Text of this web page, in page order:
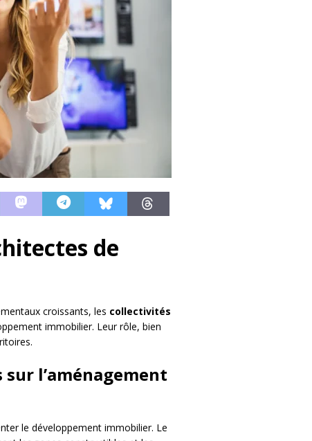
de
croissants, les collectivités
immobilier. Leur rôle, bien
l’aménagement
le développement immobilier. Le